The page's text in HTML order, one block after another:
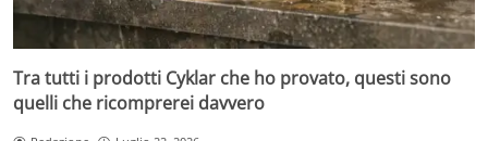
Tra tutti i prodotti Cyklar che ho provato, questi sono
quelli che ricomprerei davvero